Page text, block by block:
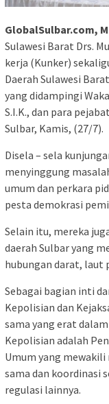
GlobalSulbar.com,
Sulawesi Barat Drs.
kerja (Kunker)
Daerah Sulawesi
yang didampingi
S.I.K., dan para
Sulbar, Kamis, (27/7).
Disela – sela
menyinggung
umum dan perkara
pesta demokrasi
Selain itu, mereka
daerah Sulbar yang
hubungan darat, laut
Sebagai bagian inti
Kepolisian dan
sama yang erat
Kepolisian adalah
Umum yang
sama dan koordinasi
regulasi lainnya.